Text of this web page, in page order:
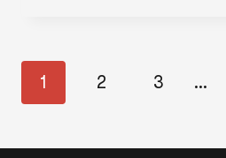
ET
Navigation
dans
1 2 3 ...